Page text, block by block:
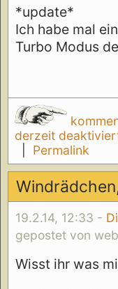
*update*
Ich habe mal
Turbo Modus
derzeit
Permalink
19.2.14, 12:33 -
gepostet von
Wisst ihr was